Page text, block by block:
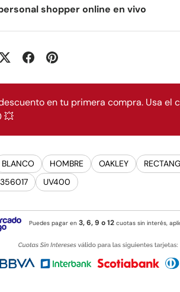
shopper online en vivo
en tu primera compra. Usa el
💥
BLANCO HOMBRE OAKLEY
UV400
Puedes pagar en3, 6, 9 o 12 cuotas sin interés,